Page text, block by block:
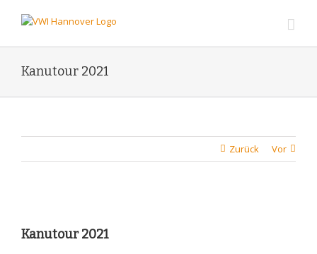
Inhalt
Kanutour 2021
Zurück Vor
Bild
Kanutour 2021